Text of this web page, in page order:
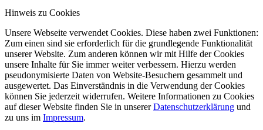
Hinweis zu Cookies
Unsere Webseite verwendet Cookies. Diese haben zwei Funktionen:
Zum einen sind sie erforderlich für die grundlegende Funktionalität
unserer Website. Zum anderen können wir mit Hilfe der Cookies
unsere Inhalte für Sie immer weiter verbessern. Hierzu werden
pseudonymisierte Daten von Website-Besuchern gesammelt und
ausgewertet. Das Einverständnis in die Verwendung der Cookies
können Sie jederzeit widerrufen. Weitere Informationen zu Cookies
auf dieser Website finden Sie in unsererDatenschutzerklärung und
zu uns im Impressum.